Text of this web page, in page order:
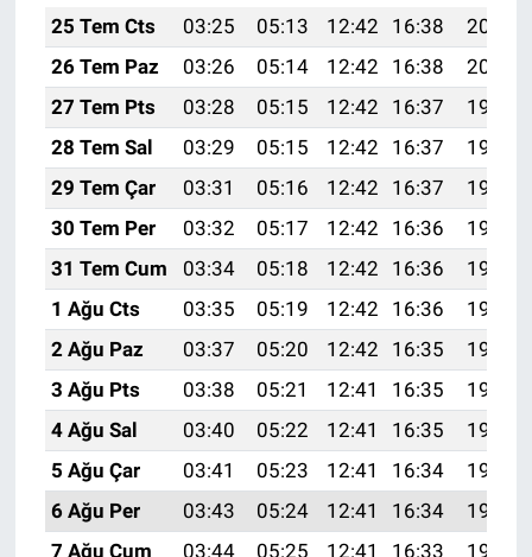
25 Tem Cts
03:25 05:13 12:42 16:38
20:01
26 Tem Paz
03:26 05:14 12:42 16:38
20:00
27 Tem Pts
03:28 05:15 12:42 16:37
19:59
28 Tem Sal
03:29 05:15 12:42 16:37
19:58
29 Tem Çar
03:31 05:16 12:42 16:37
19:57
30 Tem Per
03:32 05:17 12:42 16:36
19:56
31 Tem Cum
03:34 05:18 12:42 16:36
19:55
1 Ağu Cts
03:35 05:19 12:42 16:36
19:54
2 Ağu Paz
03:37 05:20 12:42 16:35
19:53
3 Ağu Pts
03:38 05:21 12:41 16:35
19:52
4 Ağu Sal
03:40 05:22 12:41 16:35
19:51
5 Ağu Çar
03:41 05:23 12:41 16:34
19:50
6 Ağu Per
03:43 05:24 12:41 16:34
19:48
7 Ağu Cum
03:44 05:25 12:41 16:33
19:47